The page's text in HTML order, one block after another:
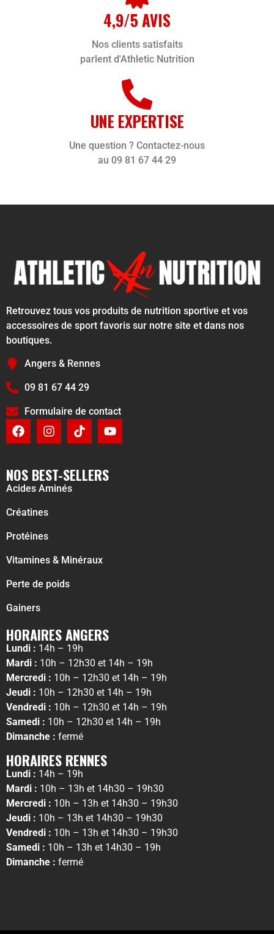
4,9/5 AVIS
Nos clients satisfaits
parlent d'Athletic Nutrition
UNE EXPERTISE
Une question ? Contactez-nous
au 09 81 67 44 29
Retrouvez tous vos produits de nutrition sportive et vos
accessoires de sport favoris sur notre site et dans nos
boutiques.
Angers & Rennes
09 81 67 44 29
Formulaire de contact
NOS BEST-SELLERS
Acides Aminés
Créatines
Protéines
Vitamines & Minéraux
Perte de poids
Gainers
HORAIRES ANGERS
Lundi : 14h – 19h
Mardi : 10h – 12h30 et 14h – 19h
Mercredi : 10h – 12h30 et 14h – 19h
Jeudi : 10h – 12h30 et 14h – 19h
Vendredi : 10h – 12h30 et 14h – 19h
Samedi : 10h – 12h30 et 14h – 19h
Dimanche : fermé
HORAIRES RENNES
Lundi : 14h – 19h
Mardi : 10h – 13h et 14h30 – 19h30
Mercredi : 10h – 13h et 14h30 – 19h30
Jeudi : 10h – 13h et 14h30 – 19h30
Vendredi : 10h – 13h et 14h30 – 19h30
Samedi : 10h – 13h et 14h30 – 19h
Dimanche : fermé